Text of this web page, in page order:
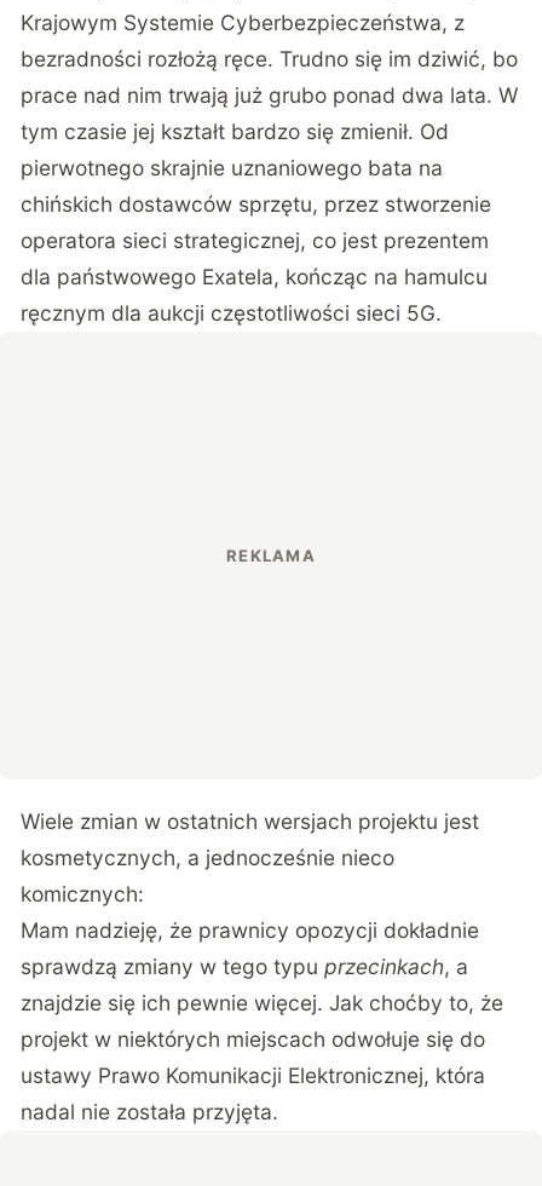
Krajowym Systemie Cyberbezpieczeństwa, z
bezradności rozłożą ręce. Trudno się im dziwić, bo
prace nad nim trwają już grubo ponad dwa lata. W
tym czasie jej kształt bardzo się zmienił. Od
pierwotnego skrajnie uznaniowego bata na
chińskich dostawców sprzętu, przez stworzenie
operatora sieci strategicznej, co jest prezentem
dla państwowego Exatela, kończąc na hamulcu
ręcznym dla aukcji częstotliwości sieci 5G.
Wiele zmian w ostatnich wersjach projektu jest
kosmetycznych, a jednocześnie nieco
komicznych:
Mam nadzieję, że prawnicy opozycji dokładnie
sprawdzą zmiany w tego typuprzecinkach, a
znajdzie się ich pewnie więcej. Jak choćby to, że
projekt w niektórych miejscach odwołuje się do
ustawy Prawo Komunikacji Elektronicznej, która
nadal nie została przyjęta.